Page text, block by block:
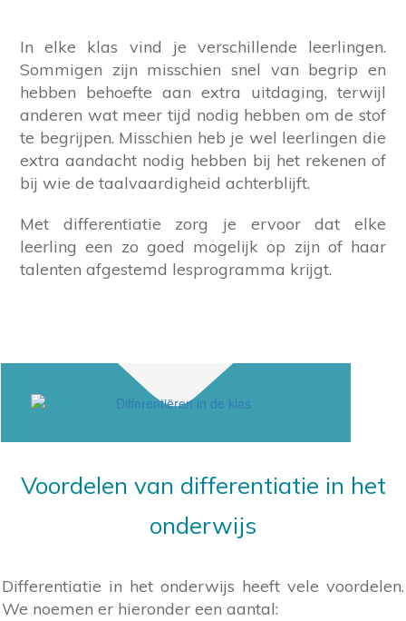
In elke klas vind je verschillende leerlingen.
Sommigen zijn misschien snel van begrip en
hebben behoefte aan extra uitdaging, terwijl
anderen wat meer tijd nodig hebben om de stof
te begrijpen. Misschien heb je wel leerlingen die
extra aandacht nodig hebben bij het rekenen of
bij wie de taalvaardigheid achterblijft.
Met differentiatie zorg je ervoor dat elke
leerling een zo goed mogelijk op zijn of haar
talenten afgestemd lesprogramma krijgt.
Voordelen van differentiatie in het
onderwijs
Differentiatie in het onderwijs heeft vele voordelen.
We noemen er hieronder een aantal: